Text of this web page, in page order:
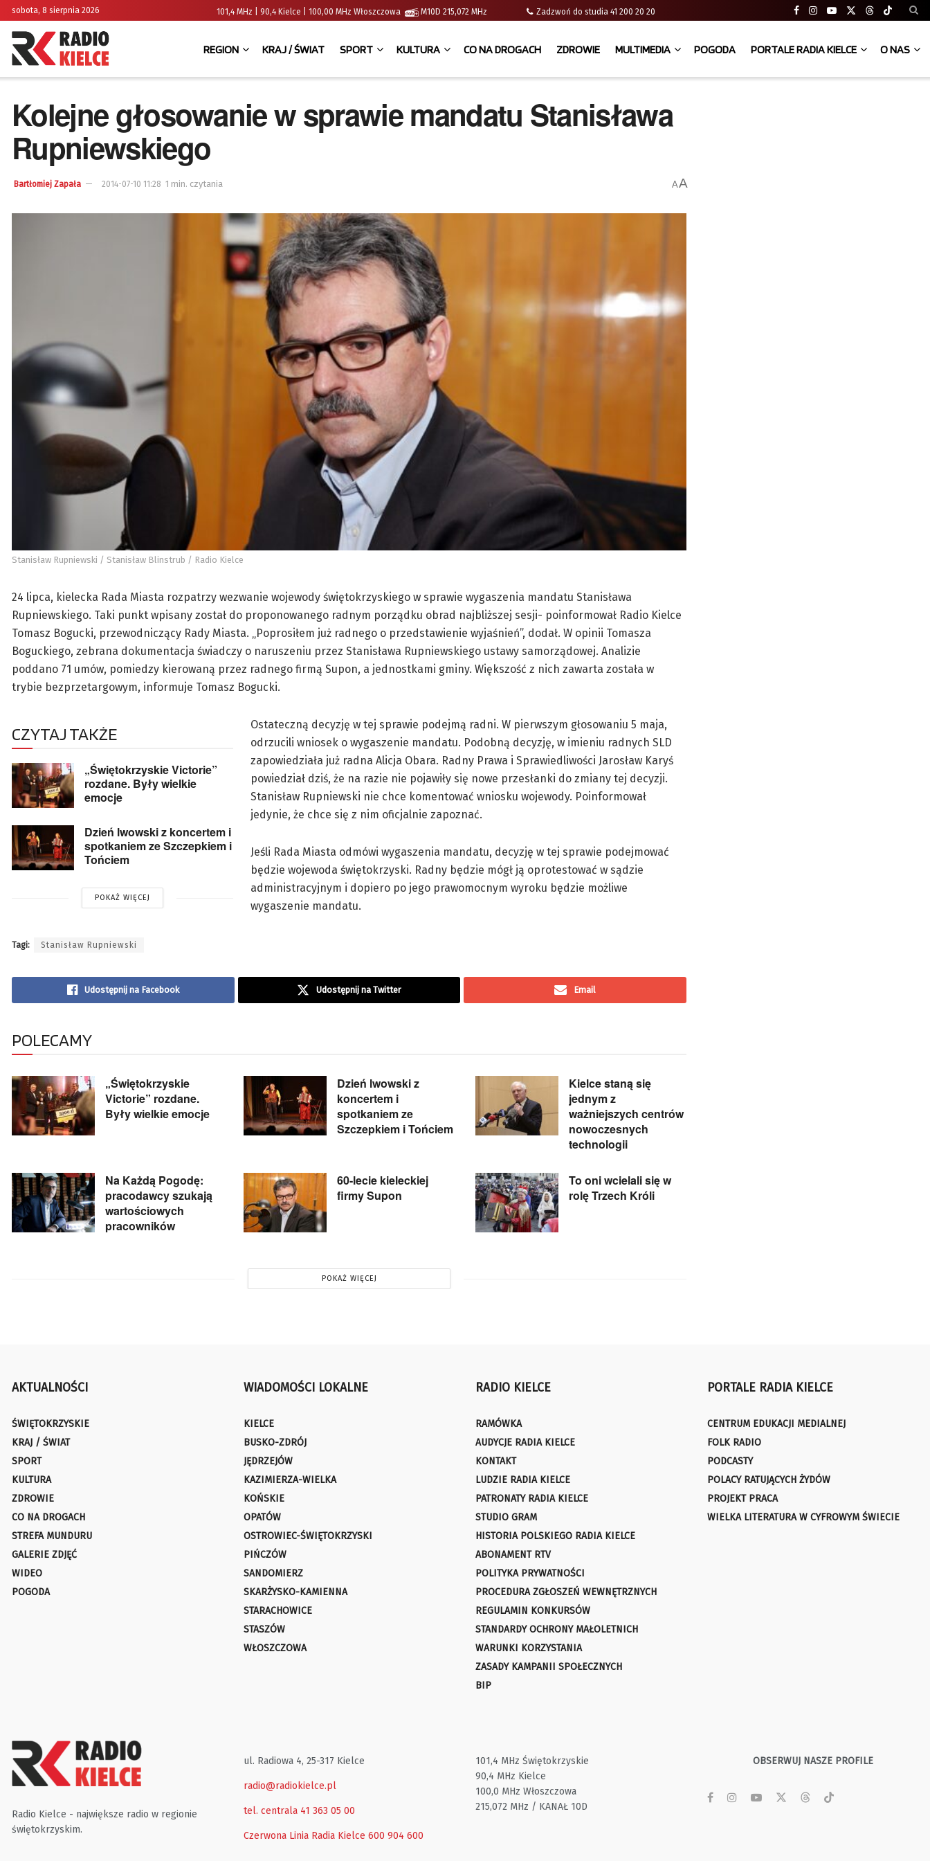
sobota, 8 sierpnia 2026 101,4 MHz | 90,4 Kielce | 100,00 MHz Włoszczowa M10D 215,072 MHz Zadzwoń do studia 41 200 20 20
REGION KRAJ / ŚWIAT SPORT KULTURA CO NA DROGACH ZDROWIE MULTIMEDIA POGODA PORTALE RADIA KIELCE O NAS
Kolejne głosowanie w sprawie mandatu Stanisława
Rupniewskiego
Bartłomiej Zapała 2014-07-10 11:28 1 min. czytania AA
Stanisław Rupniewski / Stanisław Blinstrub / Radio Kielce
24 lipca, kielecka Rada Miasta rozpatrzy wezwanie wojewody świętokrzyskiego w sprawie wygaszenia mandatu Stanisława
Rupniewskiego. Taki punkt wpisany został do proponowanego radnym porządku obrad najbliższej sesji- poinformował Radio Kielce
Tomasz Bogucki, przewodniczący Rady Miasta. „Poprosiłem już radnego o przedstawienie wyjaśnień”, dodał. W opinii Tomasza
Boguckiego, zebrana dokumentacja świadczy o naruszeniu przez Stanisława Rupniewskiego ustawy samorządowej. Analizie
poddano 71 umów, pomiedzy kierowaną przez radnego firmą Supon, a jednostkami gminy. Większość z nich zawarta została w
trybie bezprzetargowym, informuje Tomasz Bogucki.
CZYTAJ TAKŻE
„Świętokrzyskie Victorie”
rozdane. Były wielkie
emocje
Dzień lwowski z koncertem i
spotkaniem ze Szczepkiem i
Tońciem
POKAŻ WIĘCEJ
Ostateczną decyzję w tej sprawie podejmą radni. W pierwszym głosowaniu 5 maja,
odrzucili wniosek o wygaszenie mandatu. Podobną decyzję, w imieniu radnych SLD
zapowiedziała już radna Alicja Obara. Radny Prawa i Sprawiedliwości Jarosław Karyś
powiedział dziś, że na razie nie pojawiły się nowe przesłanki do zmiany tej decyzji.
Stanisław Rupniewski nie chce komentować wniosku wojewody. Poinformował
jedynie, że chce się z nim oficjalnie zapoznać.
Jeśli Rada Miasta odmówi wygaszenia mandatu, decyzję w tej sprawie podejmować
będzie wojewoda świętokrzyski. Radny będzie mógł ją oprotestować w sądzie
administracyjnym i dopiero po jego prawomocnym wyroku będzie możliwe
wygaszenie mandatu.
Tagi: Stanisław Rupniewski
Udostępnij na Facebook Udostępnij na Twitter Email
POLECAMY
„Świętokrzyskie
Victorie” rozdane.
Były wielkie emocje
Dzień lwowski z
koncertem i
spotkaniem ze
Szczepkiem i Tońciem
Kielce staną się
jednym z
ważniejszych centrów
nowoczesnych
technologii
Na Każdą Pogodę:
pracodawcy szukają
wartościowych
pracowników
60-lecie kieleckiej
firmy Supon
To oni wcielali się w
rolę Trzech Króli
POKAŻ WIĘCEJ
AKTUALNOŚCI
ŚWIĘTOKRZYSKIE
KRAJ / ŚWIAT
SPORT
KULTURA
ZDROWIE
CO NA DROGACH
STREFA MUNDURU
GALERIE ZDJĘĆ
WIDEO
POGODA
WIADOMOŚCI LOKALNE
KIELCE
BUSKO-ZDRÓJ
JĘDRZEJÓW
KAZIMIERZA-WIELKA
KOŃSKIE
OPATÓW
OSTROWIEC-ŚWIĘTOKRZYSKI
PIŃCZÓW
SANDOMIERZ
SKARŻYSKO-KAMIENNA
STARACHOWICE
STASZÓW
WŁOSZCZOWA
RADIO KIELCE
RAMÓWKA
AUDYCJE RADIA KIELCE
KONTAKT
LUDZIE RADIA KIELCE
PATRONATY RADIA KIELCE
STUDIO GRAM
HISTORIA POLSKIEGO RADIA KIELCE
ABONAMENT RTV
POLITYKA PRYWATNOŚCI
PROCEDURA ZGŁOSZEŃ WEWNĘTRZNYCH
REGULAMIN KONKURSÓW
STANDARDY OCHRONY MAŁOLETNICH
WARUNKI KORZYSTANIA
ZASADY KAMPANII SPOŁECZNYCH
BIP
PORTALE RADIA KIELCE
CENTRUM EDUKACJI MEDIALNEJ
FOLK RADIO
PODCASTY
POLACY RATUJĄCYCH ŻYDÓW
PROJEKT PRACA
WIELKA LITERATURA W CYFROWYM ŚWIECIE
Radio Kielce - największe radio w regionie
świętokrzyskim.
ul. Radiowa 4, 25-317 Kielce
radio@radiokielce.pl
tel. centrala 41 363 05 00
Czerwona Linia Radia Kielce 600 904 600
101,4 MHz Świętokrzyskie
90,4 MHz Kielce
100,0 MHz Włoszczowa
215,072 MHz / KANAŁ 10D
OBSERWUJ NASZE PROFILE